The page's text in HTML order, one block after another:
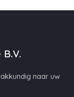
naar uw